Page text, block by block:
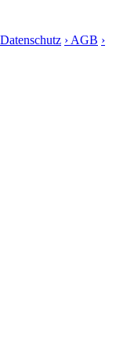
Datenschutz › AGB ›